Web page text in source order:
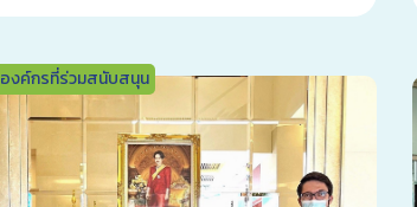
องค์กรที่ร่วมสนับสนุน